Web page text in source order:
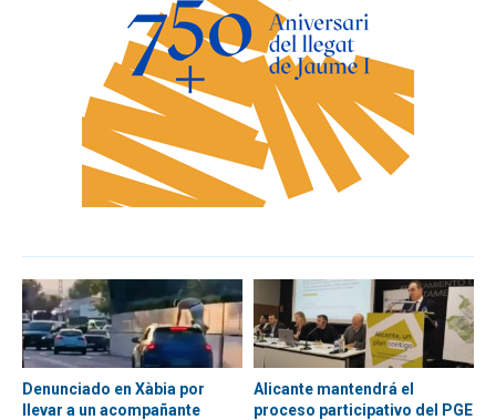
Denunciado en Xàbia por
llevar a un acompañante
Alicante mantendrá el
proceso participativo del PGE